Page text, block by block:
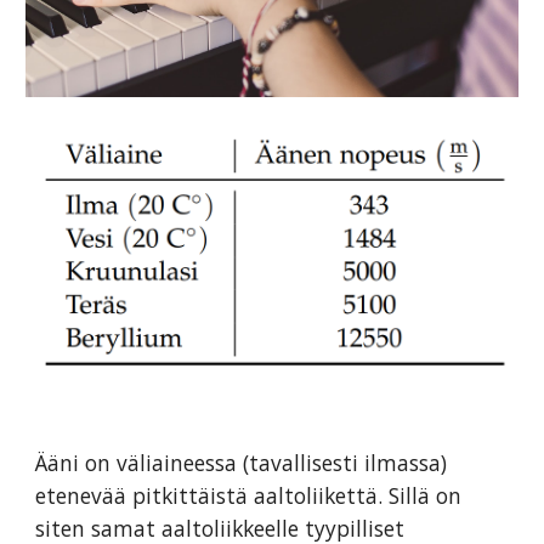
Ääni on väliaineessa (tavallisesti ilmassa)
etenevää pitkittäistä aaltoliikettä. Sillä on
siten samat aaltoliikkeelle tyypilliset